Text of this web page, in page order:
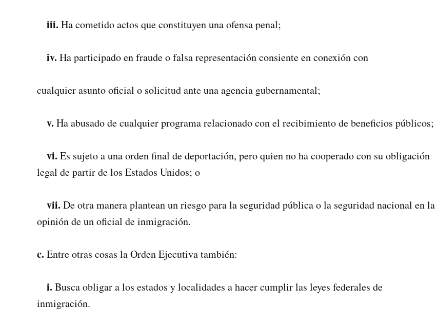
iii. Ha cometido actos que constituyen una ofensa penal;
iv. Ha participado en fraude o falsa representación consiente en conexión con
cualquier asunto oficial o solicitud ante una agencia gubernamental;
v. Ha abusado de cualquier programa relacionado con el recibimiento de beneficios públicos;
vi. Es sujeto a una orden final de deportación, pero quien no ha cooperado con su obligación
legal de partir de los Estados Unidos; o
vii. De otra manera plantean un riesgo para la seguridad pública o la seguridad nacional en la
opinión de un oficial de inmigración.
c. Entre otras cosas la Orden Ejecutiva también:
i. Busca obligar a los estados y localidades a hacer cumplir las leyes federales de
inmigración.